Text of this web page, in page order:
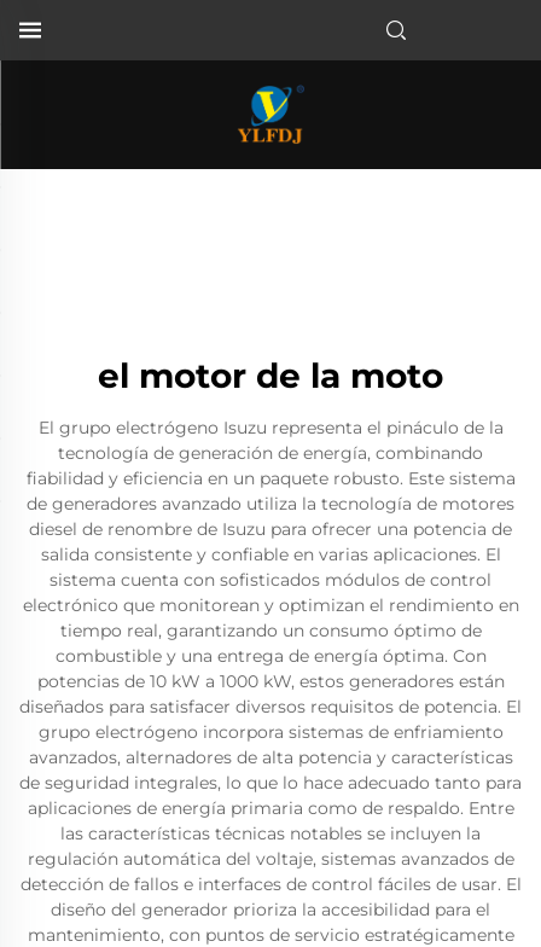
el motor de la moto
El grupo electrógeno Isuzu representa el pináculo de la
tecnología de generación de energía, combinando
fiabilidad y eficiencia en un paquete robusto. Este sistema
de generadores avanzado utiliza la tecnología de motores
diesel de renombre de Isuzu para ofrecer una potencia de
salida consistente y confiable en varias aplicaciones. El
sistema cuenta con sofisticados módulos de control
electrónico que monitorean y optimizan el rendimiento en
tiempo real, garantizando un consumo óptimo de
combustible y una entrega de energía óptima. Con
potencias de 10 kW a 1000 kW, estos generadores están
diseñados para satisfacer diversos requisitos de potencia. El
grupo electrógeno incorpora sistemas de enfriamiento
avanzados, alternadores de alta potencia y características
de seguridad integrales, lo que lo hace adecuado tanto para
aplicaciones de energía primaria como de respaldo. Entre
las características técnicas notables se incluyen la
regulación automática del voltaje, sistemas avanzados de
detección de fallos e interfaces de control fáciles de usar. El
diseño del generador prioriza la accesibilidad para el
mantenimiento, con puntos de servicio estratégicamente